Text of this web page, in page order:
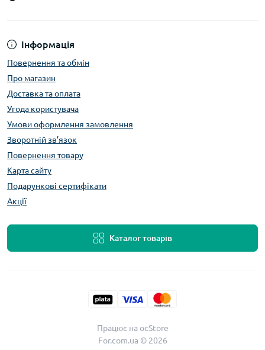
Інформація
Повернення та обмін
Про магазин
Доставка та оплата
Угода користувача
Умови оформлення замовлення
Зворотній зв’язок
Повернення товару
Карта сайту
Подарункові сертифікати
Акції
Каталог товарів
Працює наocStore
For.com.ua © 2026